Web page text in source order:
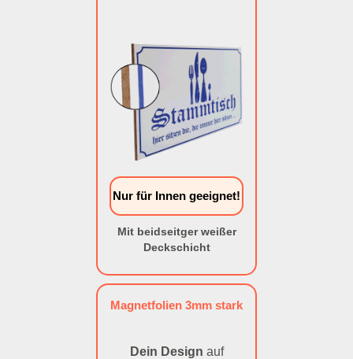
Nur für Innen geeignet!
Mit beidseitger weißer
Deckschicht
Magnetfolien 3mm stark
Dein Design auf